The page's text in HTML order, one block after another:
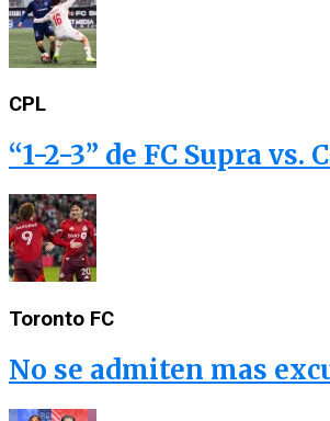
CPL
“1-2-3” de FC Supra vs.
Toronto FC
No se admiten mas